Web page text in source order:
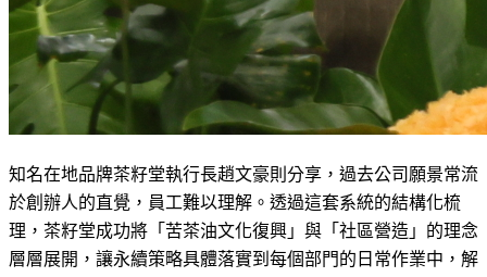
知名在地品牌茶籽堂執行長趙文豪則分享，過去公司願景常流
於創辦人的直覺，員工難以理解。透過這套系統的結構化梳
理，茶籽堂成功將「苦茶油文化復興」與「社區營造」的理念
層層展開，讓永續策略具體落實到每個部門的日常作業中，解